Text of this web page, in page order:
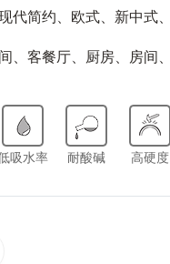
代简约、欧式、新中式
、客餐厅、厨房、房间
吸水率 耐酸碱 高硬度